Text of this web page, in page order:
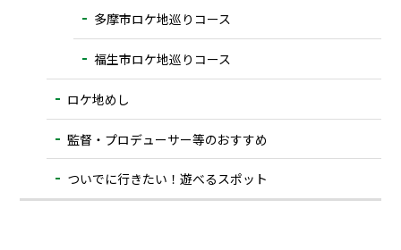
多摩市ロケ地巡りコース
福生市ロケ地巡りコース
ロケ地めし
監督・プロデューサー等のおすすめ
ついでに⾏きたい！遊べるスポット